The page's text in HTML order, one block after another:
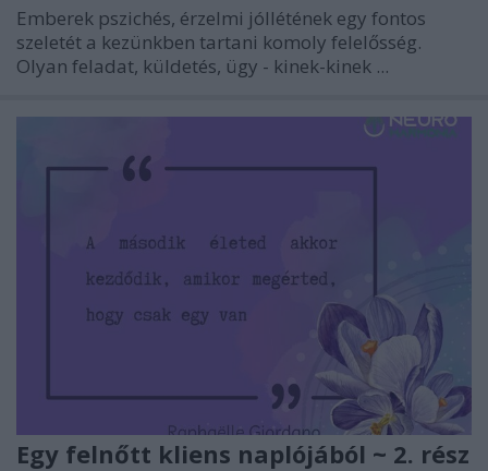
Emberek pszichés, érzelmi jóllétének egy fontos
szeletét a kezünkben tartani komoly felelősség.
Olyan feladat, küldetés, ügy - kinek-kinek ...
Egy felnőtt kliens naplójából ~ 2. rész